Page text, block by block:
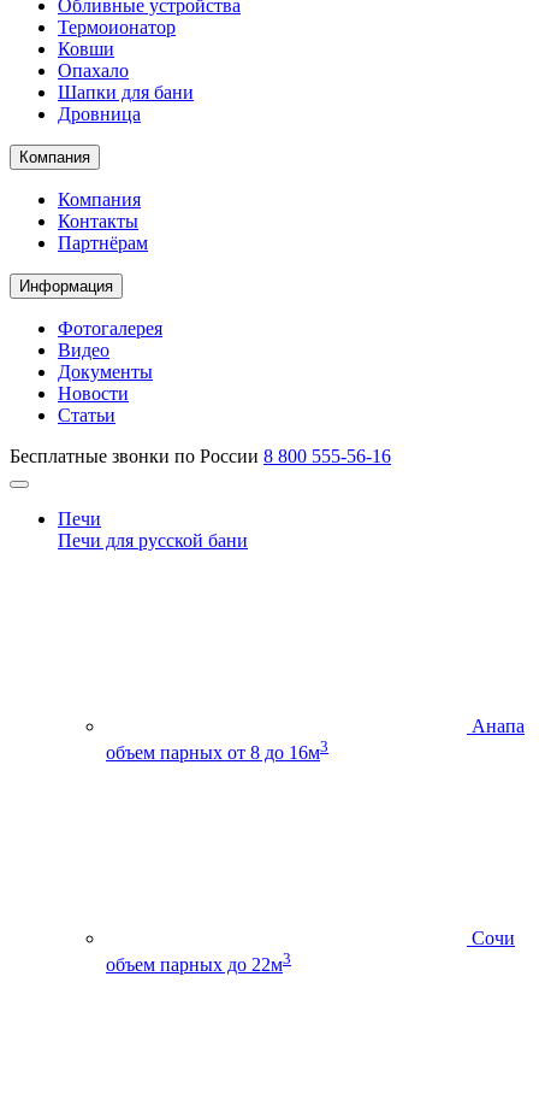
Обливные устройства
Термоионатор
Ковши
Опахало
Шапки для бани
Дровница
Компания
Компания
Контакты
Партнёрам
Информация
Фотогалерея
Видео
Документы
Новости
Статьи
Бесплатные звонки по России 8 800 555-56-16
Печи
Печи для русской бани
Анапа
объем парных от 8 до 16м3
Сочи
объем парных до 22м3